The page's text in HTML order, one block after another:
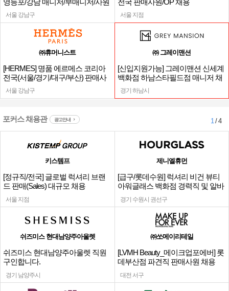
서울 강남구 서울 지점
㈜휴머니스트
[HERMES] 명품 에르메스 코리아
전국(서울/경기/대구/부산) 판매사
원
서울 강남구
㈜ 그레이맨션
[신입지원가능] 그레이맨션 신세계
백화점 하남스타필드점 매니저 채
용
경기 하남시
포커스 채용관 광고안내 1/ 4
키스템프
[정규직/전국] 글로벌 럭셔리 브랜
드 판매(Sales) 대규모 채용
서울 지점
제니엘휴먼
[급구/롯데수원] 럭셔리 비건 뷰티
아워글래스 백화점 경력직 및 알바
채용
경기 수원시 권선구
쉬즈미스 현대남양주아울렛
쉬즈미스 현대남양주아울렛 직원
구인합니다.
경기 남양주시
㈜쏘메이리테일
[LVMH Beauty_메이크업포에버] 롯
데부산점 파견직 판매사원 채용
대전 서구